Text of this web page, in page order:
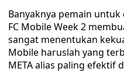
Banyaknya pemain
FC Mobile Week 2
sangat menentukan
Mobile haruslah yang
META alias paling efektif